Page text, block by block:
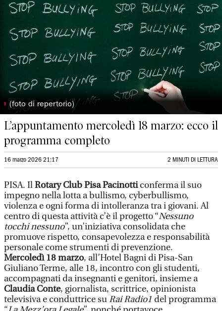
◗ (foto di repertorio)
L’appuntamento mercoledì 18 marzo: ecco il
programma completo
16 marzo 2026 21:17 2 MINUTI DI LETTURA
PISA. IlRotary Club Pisa Pacinotticonferma il suo
impegno nella lotta a bullismo, cyberbullismo,
violenza e ogni forma di intolleranza tra i giovani. Al
centro di questa attività c’è il progetto “Nessuno
tocchi nessuno”, un’iniziativa consolidata che
promuove rispetto, consapevolezza e responsabilità
personale come strumenti di prevenzione.
Mercoledì 18 marzo, all’Hotel Bagni di Pisa-San
Giuliano Terme, alle 18, incontro con gli studenti,
accompagnati da insegnanti e genitori, insieme a
Claudia Conte, giornalista, scrittrice, opinionista
televisiva e conduttrice suRai Radio1 del programma